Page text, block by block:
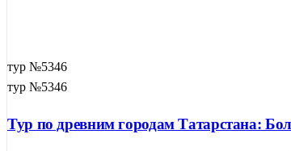
тур №5346
тур №5346
Тур по древним городам Татарстана: